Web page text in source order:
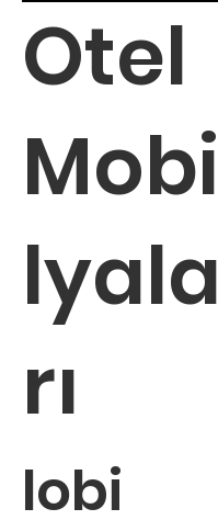
Otel
Mobi
lyala
rı
lobi